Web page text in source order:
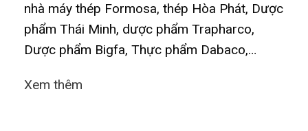
nhà máy thép Formosa, thép Hòa Phát, Dược
phẩm Thái Minh, dược phẩm Trapharco,
Dược phẩm Bigfa, Thực phẩm Dabaco,…
Xem thêm